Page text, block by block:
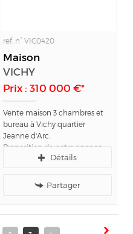
ref. n° VIC0420
Maison
VICHY
Prix : 310 000 €*
Vente maison 3 chambres et
bureau à Vichy quartier
Jeanne d'Arc.
Proposition de notre agence
Vichy Jeanne d'Arc Immobilier
- Quartier Jeanne d'Arc -...
Détails
Partager